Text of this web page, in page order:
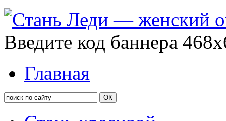
Введите код баннера
Главная